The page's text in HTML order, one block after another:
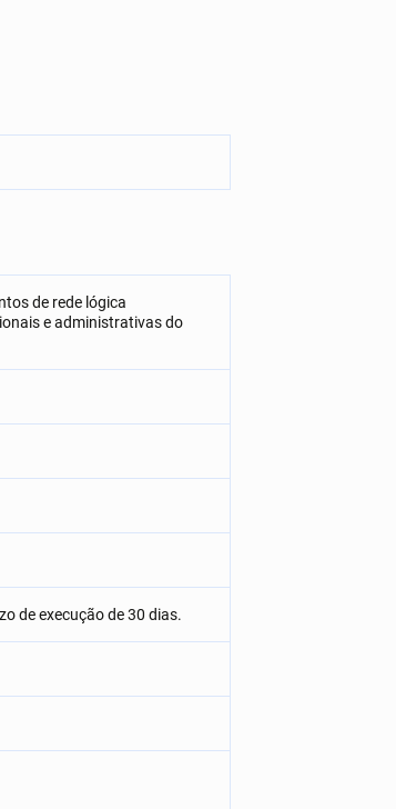
de rede lógica
e administrativas do
de execução de 30 dias.